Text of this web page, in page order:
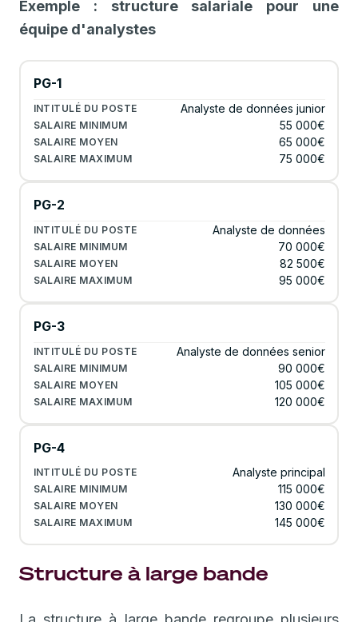
Exemple : structure salariale pour une
équipe d'analystes
PG-1
Analyste de données junior
55 000€
65 000€
75 000€
PG-2
Analyste de données
70 000€
82 500€
95 000€
PG-3
Analyste de données senior
90 000€
105 000€
120 000€
PG-4
Analyste principal
115 000€
130 000€
145 000€
Structure à large bande